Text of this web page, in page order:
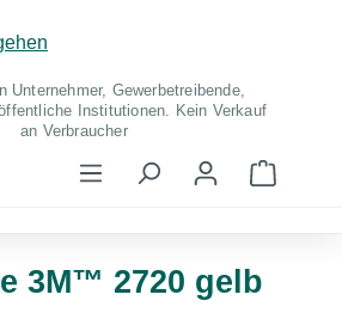
Unternehmer, Gewerbetreibende,
Institutionen. Kein Verkauf
an Verbraucher
3M™ 2720 gelb